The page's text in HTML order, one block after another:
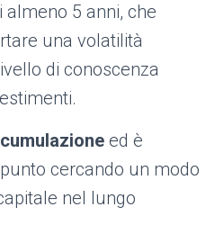
5 anni, che
una volatilità
di conoscenza
ed è
cercando un modo
nel lungo